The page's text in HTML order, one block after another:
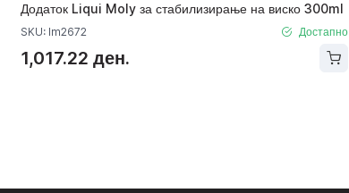
Додаток Liqui Moly за стабилизирање на виско 300ml
SKU: lm2672 Достапно
1,017.22 ден.